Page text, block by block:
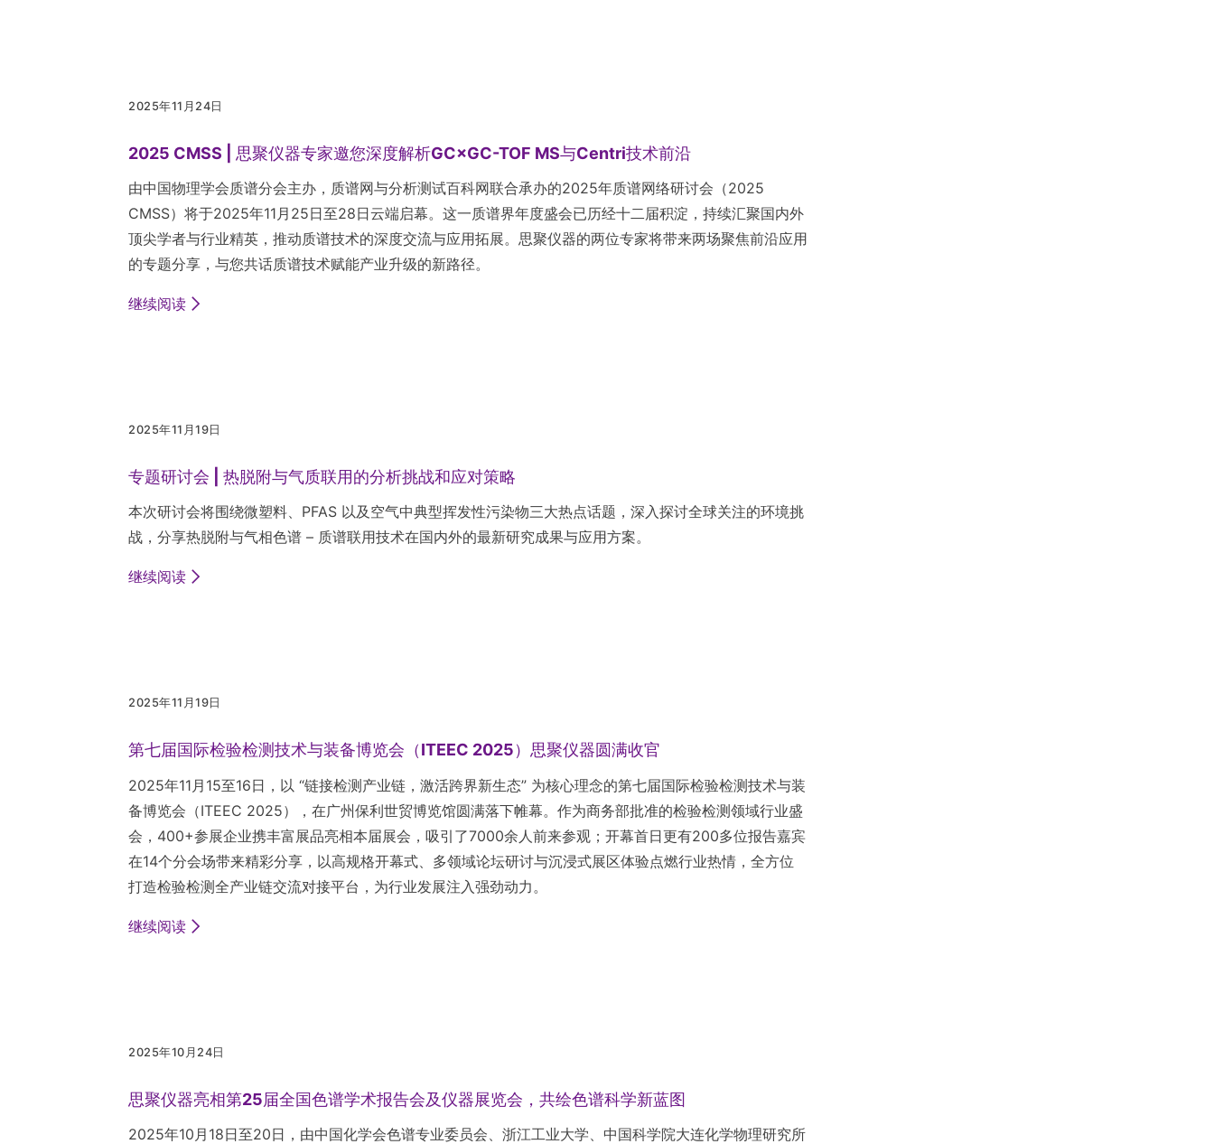
2025年11月24日
2025 CMSS | 思聚仪器专家邀您深度解析GC×GC-TOF MS与Centri技术前沿
由中国物理学会质谱分会主办，质谱网与分析测试百科网联合承办的2025年质谱网络研讨会（2025
CMSS）将于2025年11月25日至28日云端启幕。这一质谱界年度盛会已历经十二届积淀，持续汇聚国内外
顶尖学者与行业精英，推动质谱技术的深度交流与应用拓展。思聚仪器的两位专家将带来两场聚焦前沿应用
的专题分享，与您共话质谱技术赋能产业升级的新路径。
继续阅读
2025年11月19日
专题研讨会 | 热脱附与气质联用的分析挑战和应对策略
本次研讨会将围绕微塑料、PFAS 以及空气中典型挥发性污染物三大热点话题，深入探讨全球关注的环境挑
战，分享热脱附与气相色谱 – 质谱联用技术在国内外的最新研究成果与应用方案。
继续阅读
2025年11月19日
第七届国际检验检测技术与装备博览会（ITEEC 2025）思聚仪器圆满收官
2025年11月15至16日，以 “链接检测产业链，激活跨界新生态” 为核心理念的第七届国际检验检测技术与装
备博览会（ITEEC 2025），在广州保利世贸博览馆圆满落下帷幕。作为商务部批准的检验检测领域行业盛
会，400+参展企业携丰富展品亮相本届展会，吸引了7000余人前来参观；开幕首日更有200多位报告嘉宾
在14个分会场带来精彩分享，以高规格开幕式、多领域论坛研讨与沉浸式展区体验点燃行业热情，全方位
打造检验检测全产业链交流对接平台，为行业发展注入强劲动力。
继续阅读
2025年10月24日
思聚仪器亮相第25届全国色谱学术报告会及仪器展览会，共绘色谱科学新蓝图
2025年10月18日至20日，由中国化学会色谱专业委员会、浙江工业大学、中国科学院大连化学物理研究所